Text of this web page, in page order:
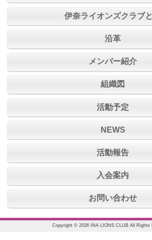
伊奈ライオンズクラブ
沿革
メンバー紹介
組織図
活動予定
NEWS
活動報告
入会案内
お問い合わせ
Copyright © 2026 INA LIONS CLUB All Rights